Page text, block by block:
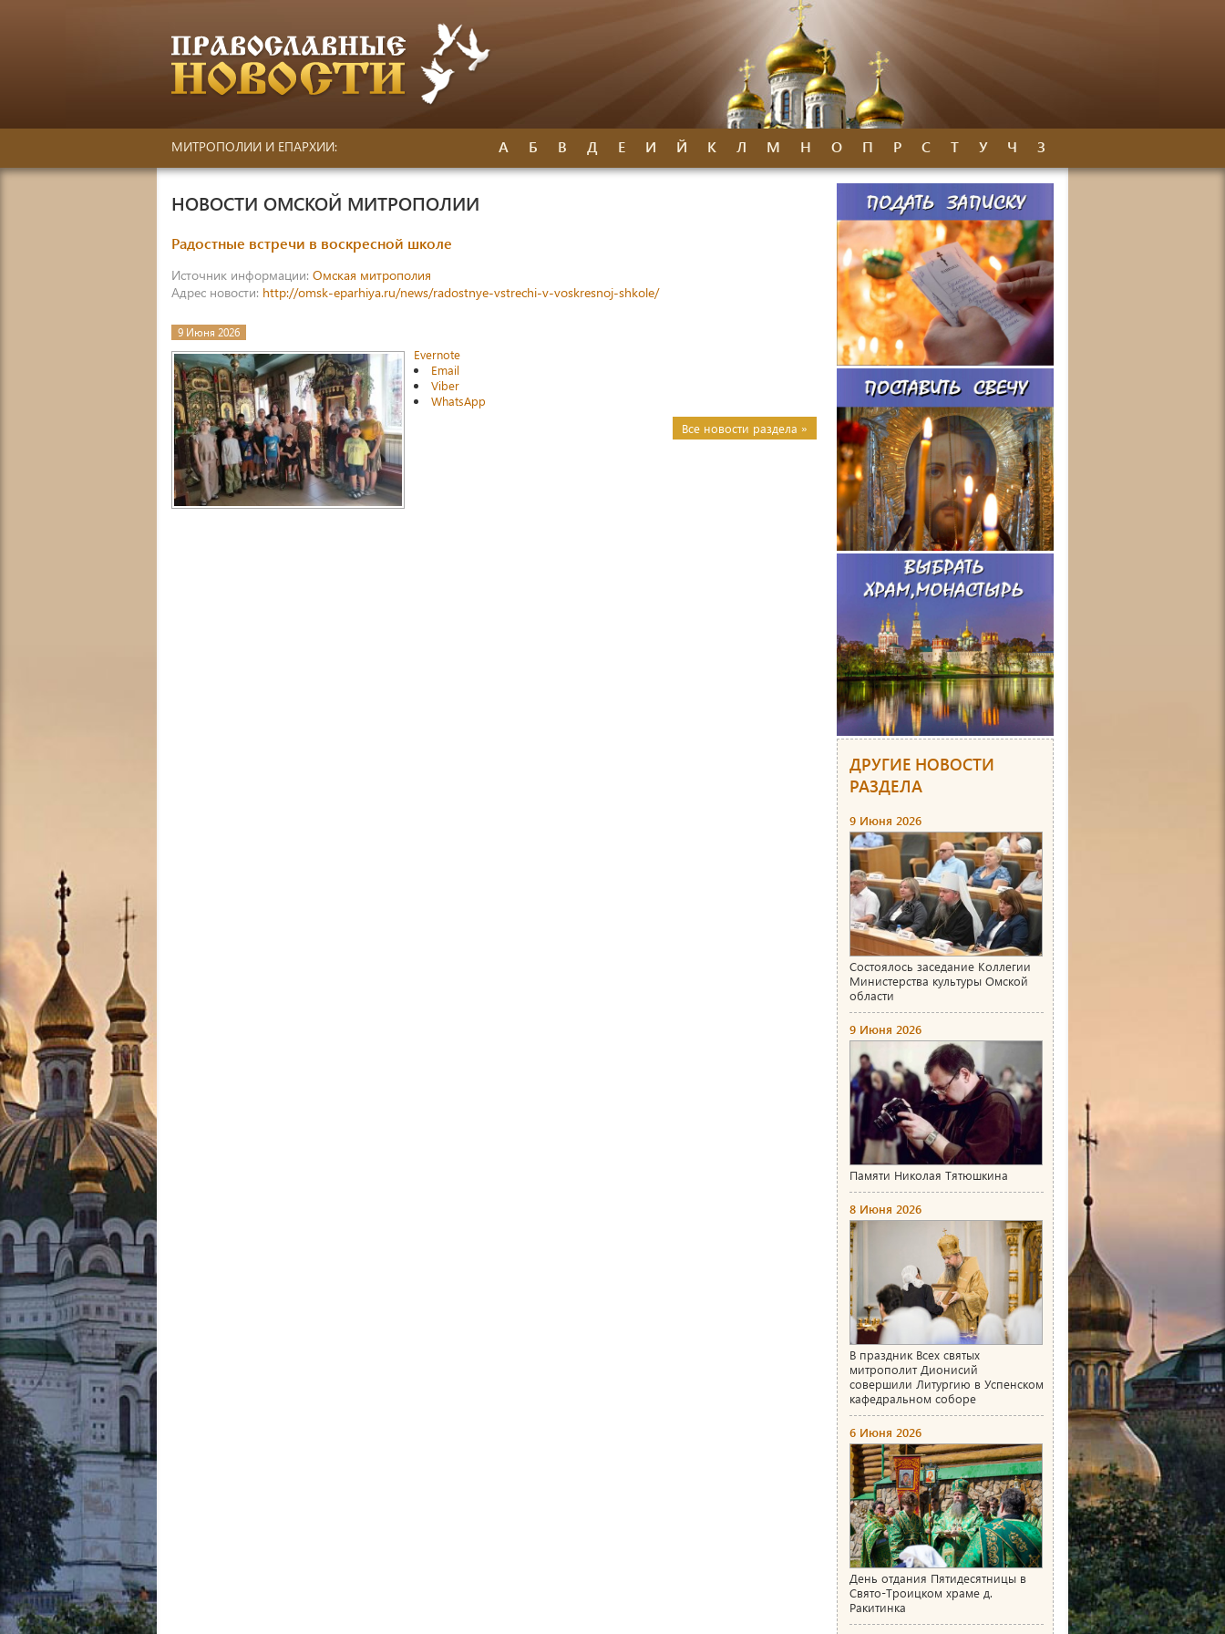
МИТРОПОЛИИ И ЕПАРХИИ: А Б В Д Е И Й К Л М Н О П Р С Т У Ч З
НОВОСТИ ОМСКОЙ МИТРОПОЛИИ
Радостные встречи в воскресной школе
Источник информации: Омская митрополия
Адрес новости: http://omsk-eparhiya.ru/news/radostnye-vstrechi-v-voskresnoj-shkole/
9 Июня 2026
Evernote
Email
Viber
WhatsApp
Все новости раздела »
ДРУГИЕ НОВОСТИ
РАЗДЕЛА
9 Июня 2026
Состоялось заседание Коллегии
Министерства культуры Омской
области
9 Июня 2026
Памяти Николая Тятюшкина
8 Июня 2026
В праздник Всех святых
митрополит Дионисий
совершили Литургию в Успенском
кафедральном соборе
6 Июня 2026
День отдания Пятидесятницы в
Свято-Троицком храме д.
Ракитинка